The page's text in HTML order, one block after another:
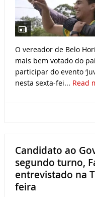
O vereador de Belo
mais bem votado do
participar do evento
nesta sexta-fei... Read
Candidato ao
segundo turno,
entrevistado na
feira